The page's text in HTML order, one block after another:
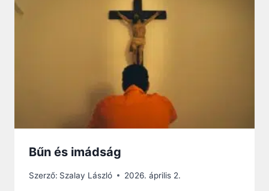
Bűn és imádság
Szerző: Szalay László 2026. április 2.